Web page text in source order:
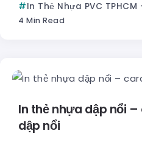
In Thẻ Nhựa PVC TPHCM
4 Min Read
In thẻ nhựa dập nổi
dập nổi